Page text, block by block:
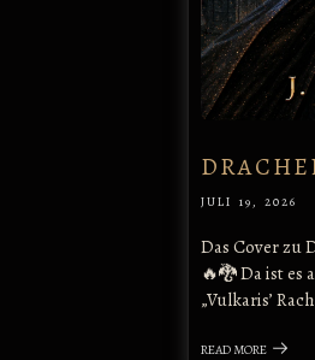
JULI 19, 2026
Das Cover zu
🔥🐉 Da ist es
„Vulkaris’
READ MORE